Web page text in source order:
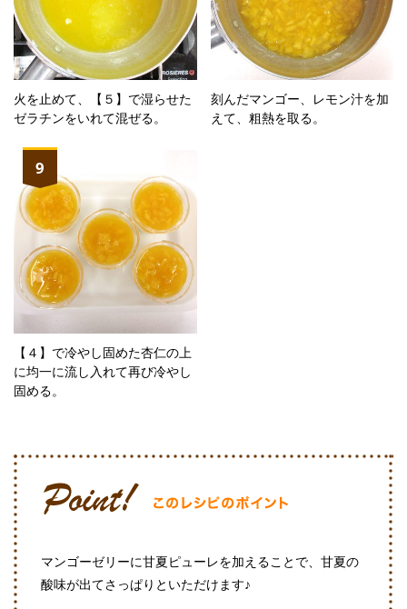
火を止めて、【５】で湿らせた
ゼラチンをいれて混ぜる。
刻んだマンゴー、レモン汁を加
えて、粗熱を取る。
9
【４】で冷やし固めた杏仁の上
に均一に流し入れて再び冷やし
固める。
マンゴーゼリーに甘夏ピューレを加えることで、甘夏の
酸味が出てさっぱりといただけます♪